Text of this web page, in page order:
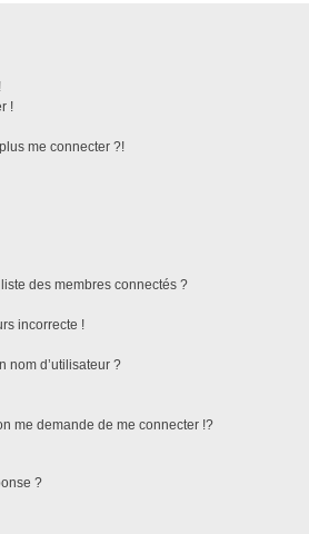
!
me connecter ?!
des membres connectés ?
incorrecte !
nom d’utilisateur ?
me demande de me connecter !?
?